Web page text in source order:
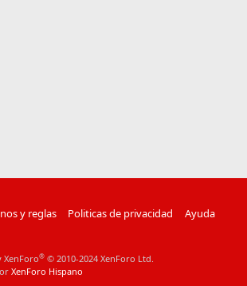
y reglas Politicas de privacidad
Ayuda
® © 2010-2024 XenForo Ltd.
XenForo Hispano